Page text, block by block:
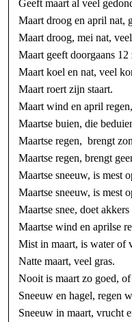
Geeft maart al veel
Maart droog en april nat,
Maart droog, mei nat,
Maart geeft doorgaans
Maart koel en nat, veel
Maart roert zijn staart.
Maart wind en april
Maartse buien, die
Maartse regen, brengt
Maartse regen, brengt
Maartse sneeuw, is mest
Maartse sneeuw, is mest
Maartse snee, doet
Maartse wind en aprilse
Mist in maart, is water of
Natte maart, veel gras.
Nooit is maart zo goed,
Sneeuw en hagel, regen
Sneeuw in maart, vrucht